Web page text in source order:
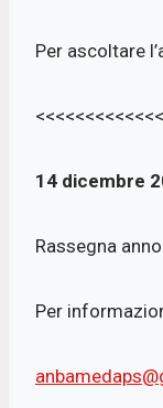
Per ascoltare
14 dicembre
Rassegna
Per